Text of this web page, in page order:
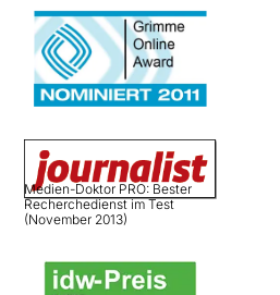
Medien-Doktor PRO: Bester
Recherchedienst im Test
(November 2013)